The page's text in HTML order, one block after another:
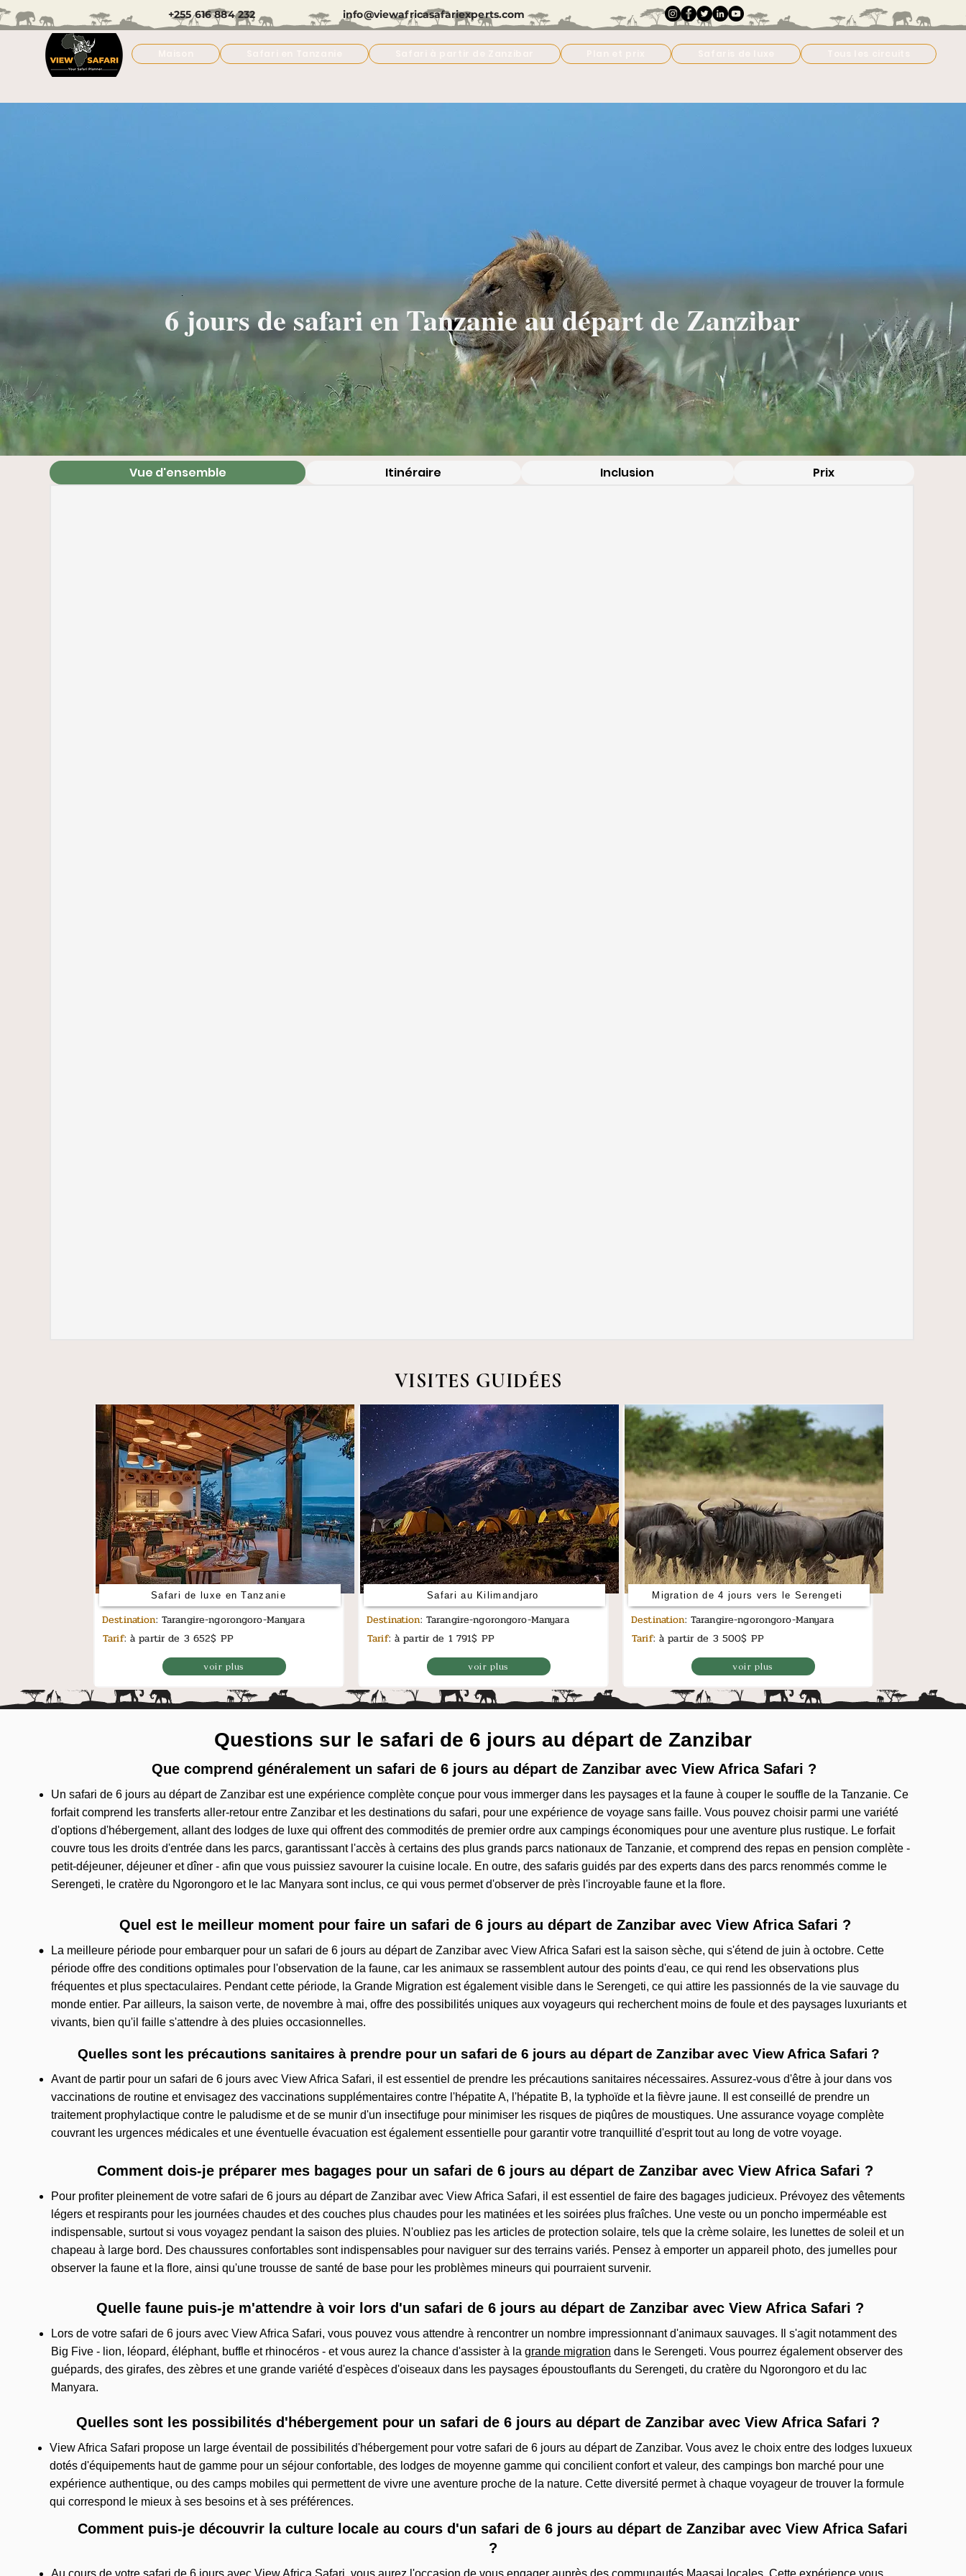
+255 616 884 232 info@viewafricasafariexperts.com
6 jours de safari en Tanzanie au départ de Zanzibar
Vue d'ensemble Itinéraire Inclusion Prix
VISITES GUIDÉES
Safari de luxe en Tanzanie
Destination: Tarangire-ngorongoro-Manyara
Tarif: à partir de 3 652$ PP
voir plus
Safari au Kilimandjaro
Destination: Tarangire-ngorongoro-Manyara
Tarif: à partir de 1 791$ PP
voir plus
Migration de 4 jours vers le Serengeti
Destination: Tarangire-ngorongoro-Manyara
Tarif: à partir de 3 500$ PP
voir plus
Questions sur le safari de 6 jours au départ de Zanzibar
Que comprend généralement un safari de 6 jours au départ de Zanzibar avec View Africa Safari ?
Un safari de 6 jours au départ de Zanzibar est une expérience complète conçue pour vous immerger dans les paysages et la faune à couper le souffle de la Tanzanie. Ce
forfait comprend les transferts aller-retour entre Zanzibar et les destinations du safari, pour une expérience de voyage sans faille. Vous pouvez choisir parmi une variété
d'options d'hébergement, allant des lodges de luxe qui offrent des commodités de premier ordre aux campings économiques pour une aventure plus rustique. Le forfait
couvre tous les droits d'entrée dans les parcs, garantissant l'accès à certains des plus grands parcs nationaux de Tanzanie, et comprend des repas en pension complète -
petit-déjeuner, déjeuner et dîner - afin que vous puissiez savourer la cuisine locale. En outre, des safaris guidés par des experts dans des parcs renommés comme le
Serengeti, le cratère du Ngorongoro et le lac Manyara sont inclus, ce qui vous permet d'observer de près l'incroyable faune et la flore.
Quel est le meilleur moment pour faire un safari de 6 jours au départ de Zanzibar avec View Africa Safari ?
La meilleure période pour embarquer pour un safari de 6 jours au départ de Zanzibar avec View Africa Safari est la saison sèche, qui s'étend de juin à octobre. Cette
période offre des conditions optimales pour l'observation de la faune, car les animaux se rassemblent autour des points d'eau, ce qui rend les observations plus
fréquentes et plus spectaculaires. Pendant cette période, la Grande Migration est également visible dans le Serengeti, ce qui attire les passionnés de la vie sauvage du
monde entier. Par ailleurs, la saison verte, de novembre à mai, offre des possibilités uniques aux voyageurs qui recherchent moins de foule et des paysages luxuriants et
vivants, bien qu'il faille s'attendre à des pluies occasionnelles.
Quelles sont les précautions sanitaires à prendre pour un safari de 6 jours au départ de Zanzibar avec View Africa Safari ?
Avant de partir pour un safari de 6 jours avec View Africa Safari, il est essentiel de prendre les précautions sanitaires nécessaires. Assurez-vous d'être à jour dans vos
vaccinations de routine et envisagez des vaccinations supplémentaires contre l'hépatite A, l'hépatite B, la typhoïde et la fièvre jaune. Il est conseillé de prendre un
traitement prophylactique contre le paludisme et de se munir d'un insectifuge pour minimiser les risques de piqûres de moustiques. Une assurance voyage complète
couvrant les urgences médicales et une éventuelle évacuation est également essentielle pour garantir votre tranquillité d'esprit tout au long de votre voyage.
Comment dois-je préparer mes bagages pour un safari de 6 jours au départ de Zanzibar avec View Africa Safari ?
Pour profiter pleinement de votre safari de 6 jours au départ de Zanzibar avec View Africa Safari, il est essentiel de faire des bagages judicieux. Prévoyez des vêtements
légers et respirants pour les journées chaudes et des couches plus chaudes pour les matinées et les soirées plus fraîches. Une veste ou un poncho imperméable est
indispensable, surtout si vous voyagez pendant la saison des pluies. N'oubliez pas les articles de protection solaire, tels que la crème solaire, les lunettes de soleil et un
chapeau à large bord. Des chaussures confortables sont indispensables pour naviguer sur des terrains variés. Pensez à emporter un appareil photo, des jumelles pour
observer la faune et la flore, ainsi qu'une trousse de santé de base pour les problèmes mineurs qui pourraient survenir.
Quelle faune puis-je m'attendre à voir lors d'un safari de 6 jours au départ de Zanzibar avec View Africa Safari ?
Lors de votre safari de 6 jours avec View Africa Safari, vous pouvez vous attendre à rencontrer un nombre impressionnant d'animaux sauvages. Il s'agit notamment des
Big Five - lion, léopard, éléphant, buffle et rhinocéros - et vous aurez la chance d'assister à la grande migration dans le Serengeti. Vous pourrez également observer des
guépards, des girafes, des zèbres et une grande variété d'espèces d'oiseaux dans les paysages époustouflants du Serengeti, du cratère du Ngorongoro et du lac
Manyara.
Quelles sont les possibilités d'hébergement pour un safari de 6 jours au départ de Zanzibar avec View Africa Safari ?
View Africa Safari propose un large éventail de possibilités d'hébergement pour votre safari de 6 jours au départ de Zanzibar. Vous avez le choix entre des lodges luxueux
dotés d'équipements haut de gamme pour un séjour confortable, des lodges de moyenne gamme qui concilient confort et valeur, des campings bon marché pour une
expérience authentique, ou des camps mobiles qui permettent de vivre une aventure proche de la nature. Cette diversité permet à chaque voyageur de trouver la formule
qui correspond le mieux à ses besoins et à ses préférences.
Comment puis-je découvrir la culture locale au cours d'un safari de 6 jours au départ de Zanzibar avec View Africa Safari
?
Au cours de votre safari de 6 jours avec View Africa Safari, vous aurez l'occasion de vous engager auprès des communautés Maasai locales. Cette expérience vous